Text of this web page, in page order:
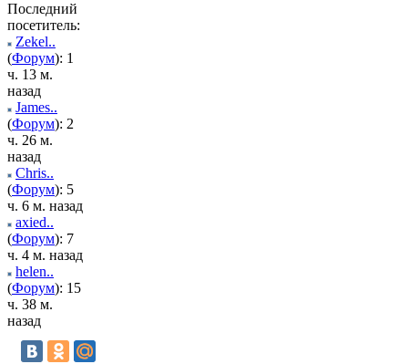
Последний
посетитель:
Zekel..
(Форум): 1
ч. 13 м.
назад
James..
(Форум): 2
ч. 26 м.
назад
Chris..
(Форум): 5
ч. 6 м. назад
axied..
(Форум): 7
ч. 4 м. назад
helen..
(Форум): 15
ч. 38 м.
назад